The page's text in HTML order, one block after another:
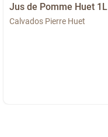
Jus de Pomme Huet 1L
Calvados Pierre Huet